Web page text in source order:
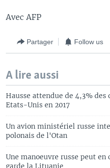
Avec AFP
Partager Follow us
A lire aussi
Hausse attendue de 4,3% des
Etats-Unis en 2017
Un avion ministériel russe
polonais de l'Otan
Une manoeuvre russe peut
garde la Lituanie